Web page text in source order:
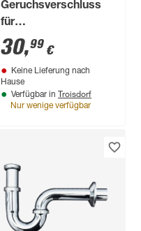
Geruchsverschluss
für
Wasch‑/
70 x 55 mm DN 40
30,99 €
Keine Lieferung nach
Hause
Verfügbar in Troisdorf
Nur wenige verfügbar